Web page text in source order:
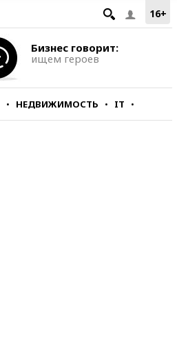
16+
Бизнес говорит:
ищем героев
НЕДВИЖИМОСТЬ IT